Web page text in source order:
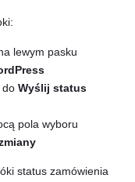
lewym pasku
do Wyślij status
pola wyboru
status zamówienia